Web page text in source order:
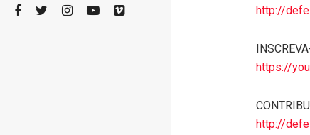
http://
https://
http://